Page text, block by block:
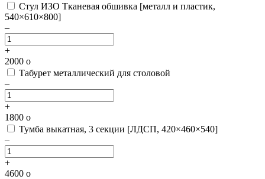
Стул ИЗО Тканевая обшивка [металл и пластик,
540×610×800]
–
+
2000 o
Табурет металлический для столовой
–
+
1800 o
Тумба выкатная, 3 секции [ЛДСП, 420×460×540]
–
+
4600 o